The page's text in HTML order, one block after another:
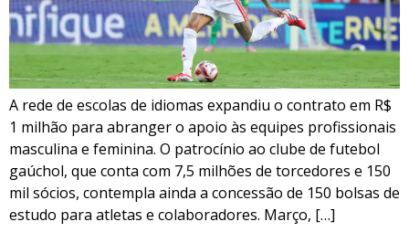
A rede de escolas de idiomas expandiu o contrato em R$
1 milhão para abranger o apoio às equipes profissionais
masculina e feminina. O patrocínio ao clube de futebol
gaúchol, que conta com 7,5 milhões de torcedores e 150
mil sócios, contempla ainda a concessão de 150 bolsas de
estudo para atletas e colaboradores. Março, […]